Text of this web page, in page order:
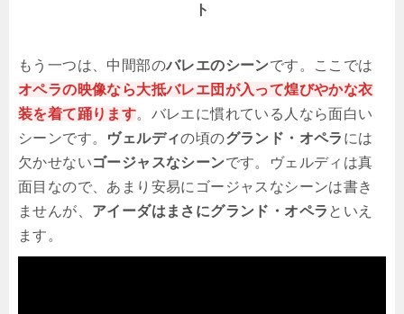
ト
もう一つは、中間部のバレエのシーンです。ここでは
オペラの映像なら大抵バレエ団が入って煌びやかな衣
装を着て踊ります。バレエに慣れている人なら面白い
シーンです。 ヴェルディの頃のグランド・オペラ には
欠かせないゴージャスなシーンです。ヴェルディは真
面目なので、あまり安易にゴージャスなシーンは書き
ませんが、 アイーダはまさにグランド・オペラ といえ
ます。